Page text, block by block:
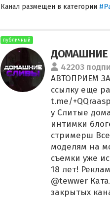
Канал размещен в категории
публичный
ДОМАШНИЕ
42203
АВТОПРИЕМ
ссылку еще
t.me/
y Слитые
интимки
стримерш
моделям на
съемки уже
18 лет!
@tewwer
закрытых